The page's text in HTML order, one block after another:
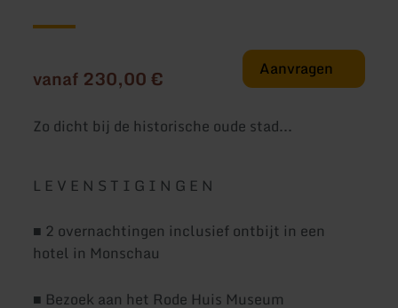
vanaf 230,00 € Aanvragen
Zo dicht bij de historische oude stad...
L E V E N S T I G I N G E N
■ 2 overnachtingen inclusief ontbijt in een
hotel in Monschau
■ Bezoek aan het Rode Huis Museum